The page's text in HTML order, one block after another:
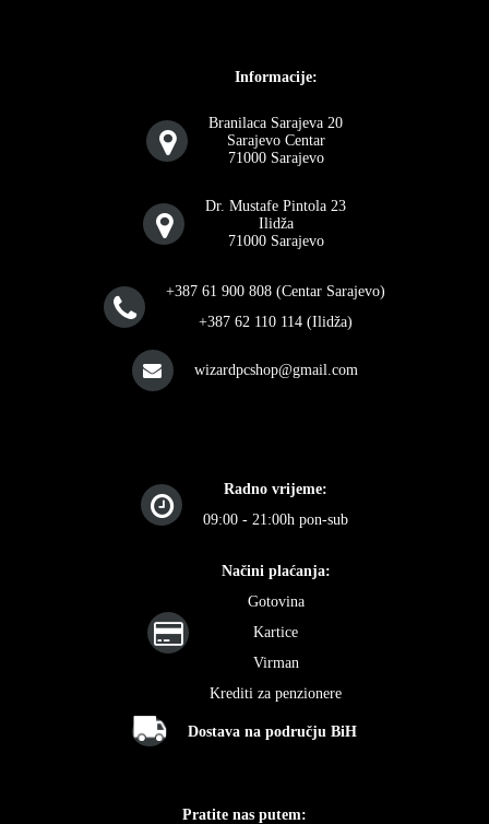
Informacije:
Branilaca Sarajeva 20
Sarajevo Centar
71000 Sarajevo
Dr. Mustafe Pintola 23
Ilidža
71000 Sarajevo
+387 61 900 808 (Centar Sarajevo)
+387 62 110 114 (Ilidža)
wizardpcshop@gmail.com
Radno vrijeme:
09:00 - 21:00h pon-sub
Načini plaćanja:
Gotovina
Kartice
Virman
Krediti za penzionere
Dostava na području BiH
Pratite nas putem: